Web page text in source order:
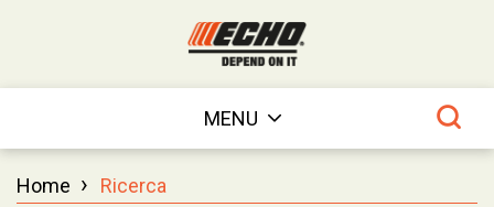
MENU
Home › Ricerca